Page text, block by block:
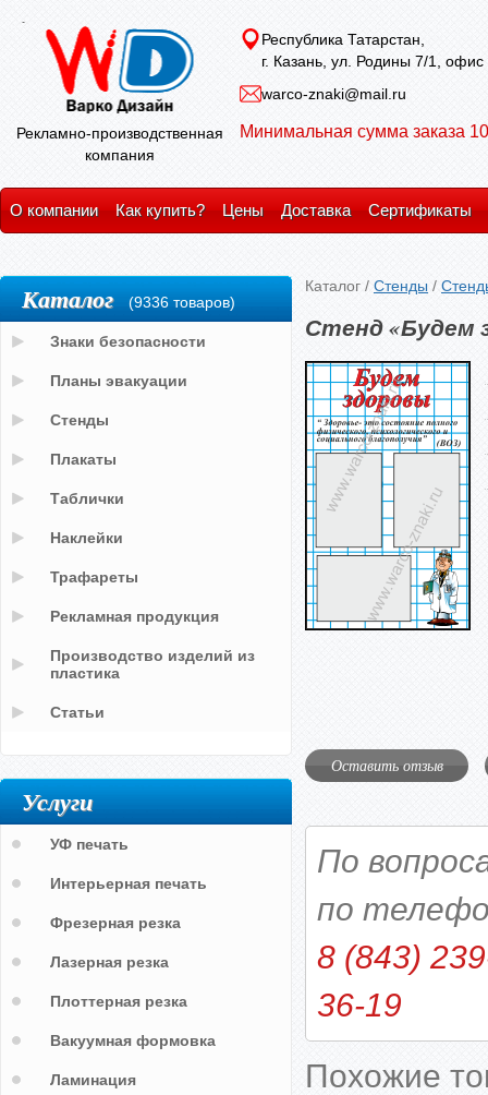
Рекламно-производственная
компания
Республика Татарстан,
г. Казань, ул. Родины 7/1, офис
warco-znaki@mail.ru
Минимальная сумма заказа
О компании Как купить? Цены Доставка Сертификаты
Каталог / Стенды /
Стенд «Будем
Оставить отзыв
По
по
8 (843)
36-19
Похожие
Каталог (9336 товаров)
Знаки безопасности
Планы эвакуации
Стенды
Плакаты
Таблички
Наклейки
Трафареты
Рекламная продукция
Производство изделий из
пластика
Статьи
Услуги
УФ печать
Интерьерная печать
Фрезерная резка
Лазерная резка
Плоттерная резка
Вакуумная формовка
Ламинация